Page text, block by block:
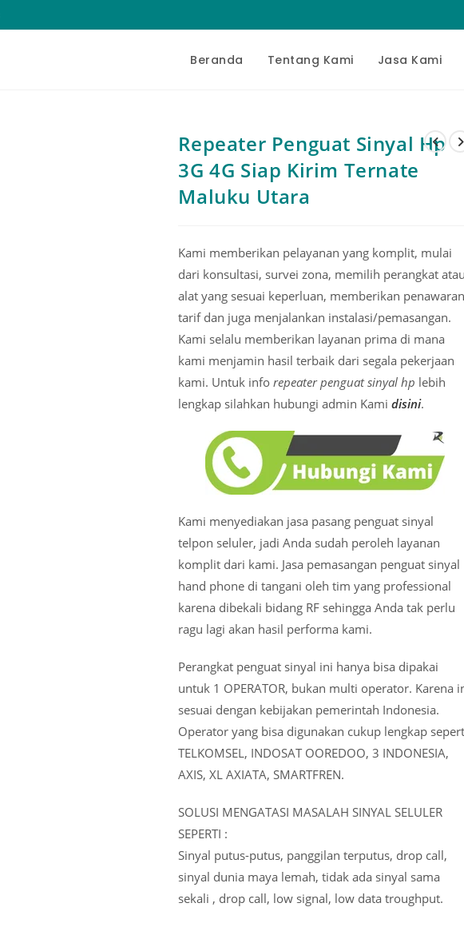
Beranda Tentang Kami Jasa Kami
Repeater Penguat Sinyal Hp
3G 4G Siap Kirim Ternate
Maluku Utara
Kami memberikan pelayanan yang komplit, mulai
dari konsultasi, survei zona, memilih perangkat
alat yang sesuai keperluan, memberikan
tarif dan juga menjalankan instalasi/pemasangan.
Kami selalu memberikan layanan prima di mana
kami menjamin hasil terbaik dari segala pekerjaan
kami. Untuk inforepeater penguat sinyal hp lebih
lengkap silahkan hubungi admin Kamidisini.
Kami menyediakan jasa pasang penguat sinyal
telpon seluler, jadi Anda sudah peroleh layanan
komplit dari kami. Jasa pemasangan penguat sinyal
hand phone di tangani oleh tim yang professional
karena dibekali bidang RF sehingga Anda tak perlu
ragu lagi akan hasil performa kami.
Perangkat penguat sinyal ini hanya bisa dipakai
untuk 1 OPERATOR, bukan multi operator. Karena
sesuai dengan kebijakan pemerintah Indonesia.
Operator yang bisa digunakan cukup lengkap
TELKOMSEL, INDOSAT OOREDOO, 3 INDONESIA,
AXIS, XL AXIATA, SMARTFREN.
SOLUSI MENGATASI MASALAH SINYAL SELULER
SEPERTI :
Sinyal putus-putus, panggilan terputus, drop call,
sinyal dunia maya lemah, tidak ada sinyal sama
sekali , drop call, low signal, low data troughput.